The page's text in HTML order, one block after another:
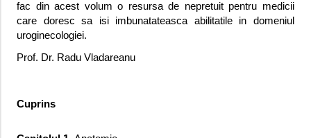
fac din acest volum o resursa de nepretuit pentru medicii
care doresc sa isi imbunatateasca abilitatile in domeniul
uroginecologiei.
Prof. Dr. Radu Vladareanu
Cuprins